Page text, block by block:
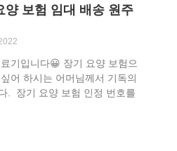
양 보험 임대 배송 원주
기입니다😀 장기 요양 보험으
어 하시는 어머님께서 기독의
. ​ 장기 요양 보험 인정 번호를